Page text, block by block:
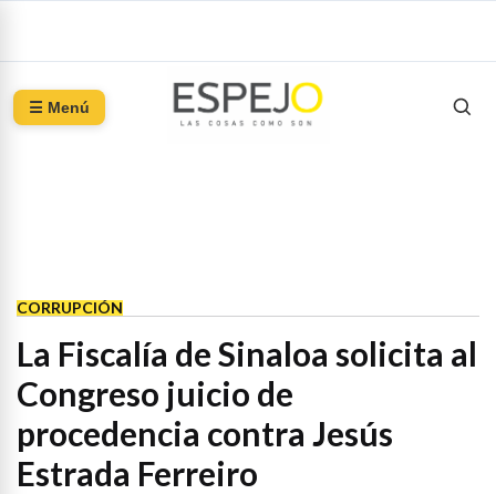
☰ Menú
CORRUPCIÓN
La Fiscalía de Sinaloa solicita al
Congreso juicio de
procedencia contra Jesús
Estrada Ferreiro